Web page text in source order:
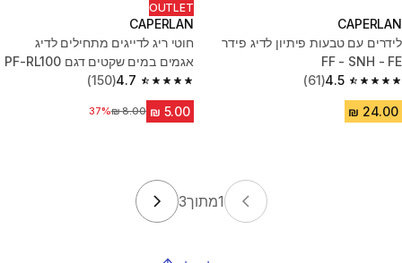
CAPERLAN
לידרים עם טבעות פיתיון לדיג פידר
FF - SNH - FE
4.5
4.5 out of 5 stars from 61 reviews
(61)
OUTLET
CAPERLAN
חוטי ריג לדייגים מתחילים לדיג
אגמים במים שקטים דגם PF-RL100
C‏ 1 גרם
4.7
4.7 out of 5 stars from 150 reviews
(150)
מחיר לפני הנחה‏8.00 ₪
37%
1מתוך3